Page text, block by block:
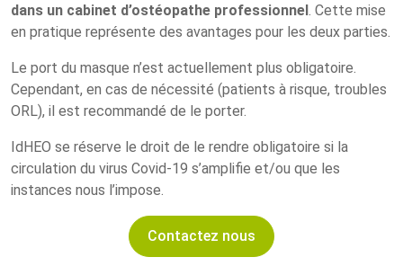
dans un cabinet d’ostéopathe professionnel . Cette mise
en pratique représente des avantages pour les deux parties.
Le port du masque n’est actuellement plus obligatoire.
Cependant, en cas de nécessité (patients à risque, troubles
ORL), il est recommandé de le porter.
IdHEO se réserve le droit de le rendre obligatoire si la
circulation du virus Covid-19 s’amplifie et/ou que les
instances nous l’impose.
Contactez nous